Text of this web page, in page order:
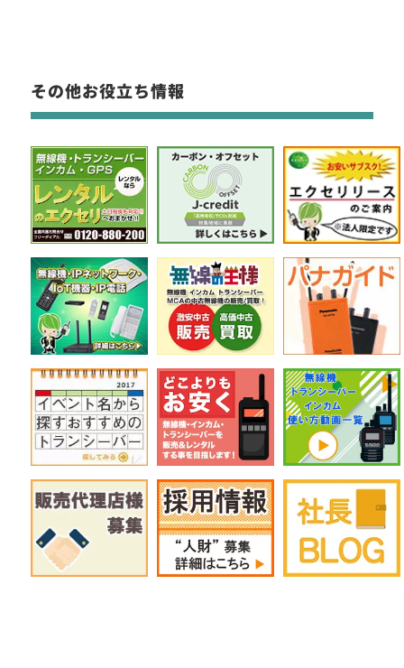
その他お役立ち情報